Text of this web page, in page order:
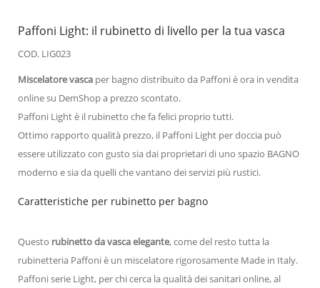
Paffoni Light: il rubinetto di livello per la tua vasca
COD. LIG023
Miscelatore vasca per bagno distribuito da Paffoni è ora in vendita
online su DemShop a prezzo scontato.
Paffoni Light è il rubinetto che fa felici proprio tutti.
Ottimo rapporto qualità prezzo, il Paffoni Light per doccia può
essere utilizzato con gusto sia dai proprietari di uno spazio BAGNO
moderno e sia da quelli che vantano dei servizi più rustici.
Caratteristiche per rubinetto per bagno
Questo rubinetto da vasca elegante, come del resto tutta la
rubinetteria Paffoni è un miscelatore rigorosamente Made in Italy.
Paffoni serie Light, per chi cerca la qualità dei sanitari online, al